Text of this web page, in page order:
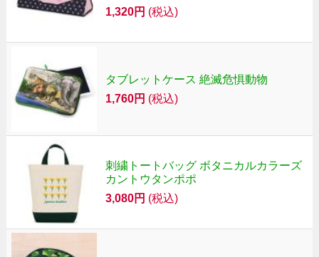
1,320円 (税込)
タブレットケース 絶滅危惧動物
1,760円 (税込)
刺繍トートバッグ ボタニカルカラーズ
カントウタンポポ
3,080円 (税込)